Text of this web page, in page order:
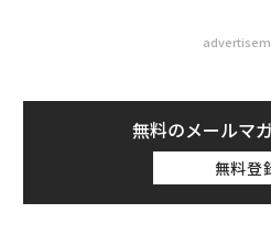
無料のメールマ
無料登